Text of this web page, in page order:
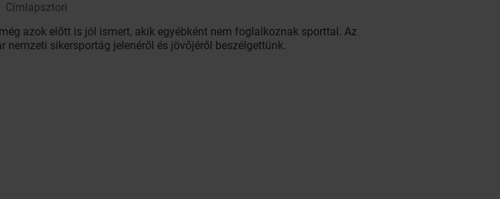
Címlapsztori
azok előtt is jól ismert, akik egyébként nem foglalkoznak sporttal. Az
sikersportág jelenéről és jövőjéről beszélgettünk.